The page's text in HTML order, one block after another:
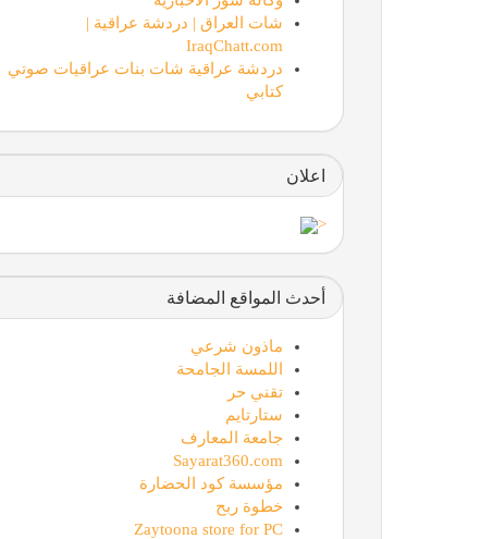
شات العراق | دردشة عراقية |
IraqChatt.com
دردشة عراقية شات بنات عراقيات صوتي
كتابي
اعلان
<
أحدث المواقع المضافة
ماذون شرعي
اللمسة الجامحة
تقني حر
ستارتايم
جامعة المعارف
Sayarat360.com
مؤسسة كود الحضارة
خطوة ربح
Zaytoona store for PC